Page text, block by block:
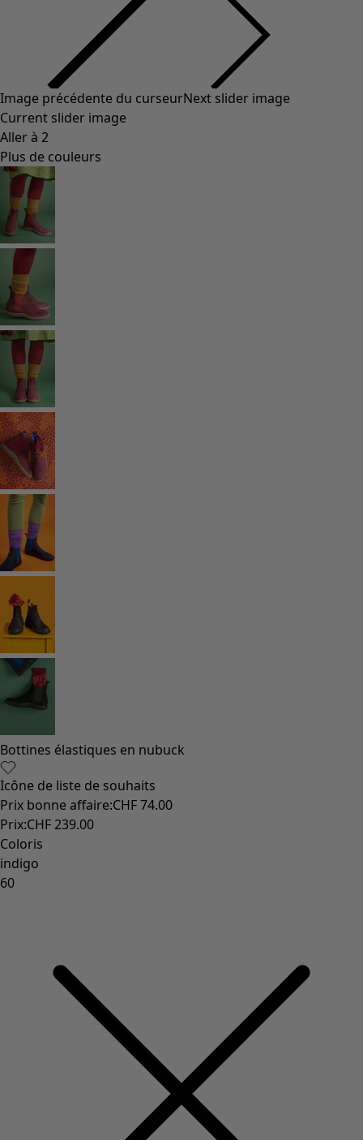
Styles de vétements
Vêtements en lin
Robes de style hippie
Grandes Tailles
À fleurs
Vêtements hippies
Une mode scandinave
Superpositions
À rayures
Des carreaux à foison
À pois
Vêtements bio
Un design suédois
Robes en jersey
Vêtements bohèmes
Des vêtements pour les soirées fraîches
Vêtements à motif
Coton
Coton biologique
Maillots de bain et vêtements de plage
Vêtements de fête
Collections
Dans l'univers du kimono
Monsoon
Coimbatore
Les classiques de Gudrun
Des tournesols pour le HCR